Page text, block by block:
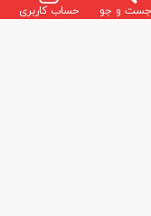
جست و جو حساب کاربری